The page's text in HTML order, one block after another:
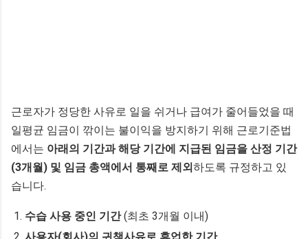
근로자가 정당한 사유로 일을 쉬거나 급여가 줄어들었을 때
일평균 임금이 깎이는 불이익을 방지하기 위해 근로기준법
에서는 아래의 기간과 해당 기간에 지급된 임금을 산정 기간
(3개월) 및 임금 총액에서 통째로 제외하도록 규정하고 있
습니다.
수습 사용 중인 기간(최초 3개월 이내)